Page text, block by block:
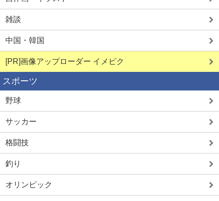
雑談
中国・韓国
[PR]画像アップローダー イメピク
スポーツ
野球
サッカー
格闘技
釣り
オリンピック